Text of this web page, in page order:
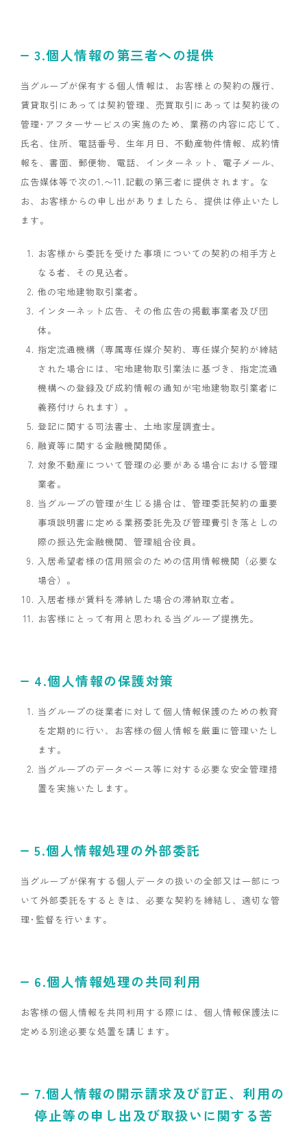
3.個人情報の第三者への提供
当グループが保有する個人情報は、お客様との契約の履行、
賃貸取引にあっては契約管理、売買取引にあっては契約後の
管理･アフターサービスの実施のため、業務の内容に応じて、
氏名、住所、電話番号、生年月日、不動産物件情報、成約情
報を、書面、郵便物、電話、インターネット、電子メール、
広告媒体等で次の1.〜11.記載の第三者に提供されます。な
お、お客様からの申し出がありましたら、提供は停止いたし
ます。
お客様から委託を受けた事項についての契約の相手方と
なる者、その見込者。
他の宅地建物取引業者。
インターネット広告、その他広告の掲載事業者及び団
体。
指定流通機構（専属専任媒介契約、専任媒介契約が締結
された場合には、宅地建物取引業法に基づき、指定流通
機構への登録及び成約情報の通知が宅地建物取引業者に
義務付けられます）。
登記に関する司法書士、土地家屋調査士。
融資等に関する金融機関関係。
対象不動産について管理の必要がある場合における管理
業者。
当グループの管理が生じる揚合は、管理委託契約の重要
事項説明書に定める業務委託先及び管理費引き落としの
際の振込先金融機関、管理組合役員。
入居希望者様の信用照会のための信用情報機関（必要な
場合）。
入居者様が賃料を滞納した場合の滞納取立者。
お客様にとって有用と思われる当グループ提携先。
4.個人情報の保護対策
当グループの従業者に対して個人情報保護のための教育
を定期的に行い、お客様の個人情報を厳重に管理いたし
ます。
当グループのデータベース等に対する必要な安全管理措
置を実施いたします。
5.個人情報処理の外部委託
当グループが保有する個人データの扱いの全部又は一部につ
いて外部委託をするときは、必要な契約を締結し、適切な管
理･監督を行います。
6.個人情報処理の共同利用
お客様の個人情報を共同利用する際には、個人情報保護法に
定める別途必要な処置を講じます。
7.個人情報の開示請求及び訂正、利用の
停止等の申し出及び取扱いに関する苦